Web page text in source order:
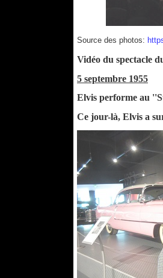
Source des photos:
Vidéo du spectacle
5 septembre 1955
Elvis performe au
Ce jour-là, Elvis a